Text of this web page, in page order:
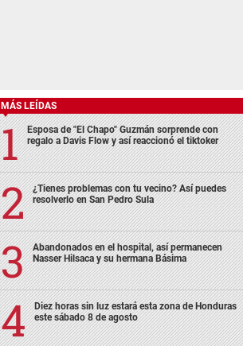
MÁS LEÍDAS
Esposa de "El Chapo" Guzmán sorprende con
regalo a Davis Flow y así reaccionó el tiktoker
¿Tienes problemas con tu vecino? Así puedes
resolverlo en San Pedro Sula
Abandonados en el hospital, así permanecen
Nasser Hilsaca y su hermana Básima
Diez horas sin luz estará esta zona de Honduras
este sábado 8 de agosto